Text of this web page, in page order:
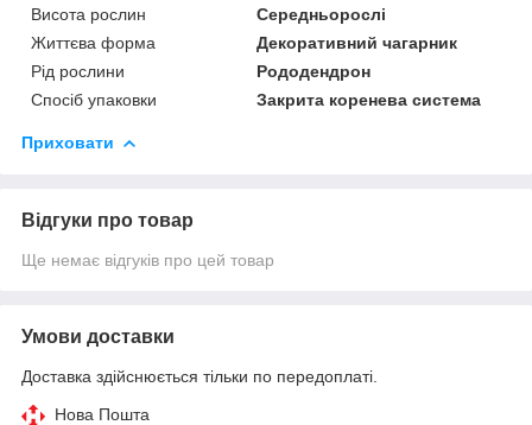
Висота рослин
Середньорослі
Життєва форма
Декоративний чагарник
Рід рослини
Рододендрон
Спосіб упаковки
Закрита коренева система
Приховати
Відгуки про товар
Ще немає відгуків про цей товар
Умови доставки
Доставка здійснюється тільки по передоплаті.
Нова Пошта